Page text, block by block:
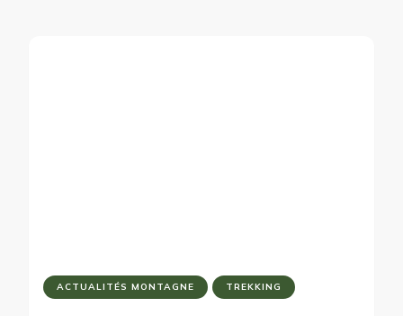
ACTUALITÉS MONTAGNE TREKKING